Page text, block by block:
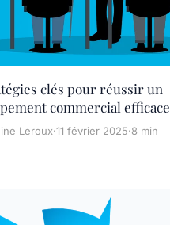
clés pour réussir un
commercial efficace
Leroux·11 février 2025·8 min